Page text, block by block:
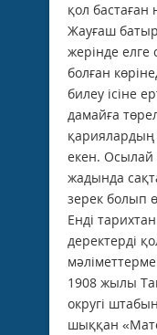
қол
Жауғаш
жерiнде елге
болған
билеу iсiне
дамайға
екен. Осылай
жадында
зерек болып
Ендi
деректердi
1908 жылы
округi
шыққан